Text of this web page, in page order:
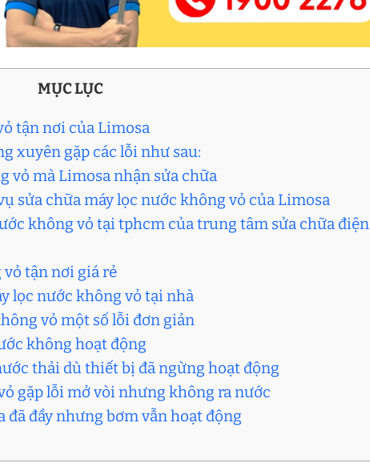
MỤC LỤC
tận nơi của Limosa
xuyên gặp các lỗi như sau:
vỏ mà Limosa nhận sửa chữa
sửa chữa máy lọc nước không vỏ của Limosa
không vỏ tại tphcm của trung tâm sửa chữa điện
vỏ tận nơi giá rẻ
lọc nước không vỏ tại nhà
vỏ một số lỗi đơn giản
không hoạt động
thải dù thiết bị đã ngừng hoạt động
gặp lỗi mở vòi nhưng không ra nước
đã đầy nhưng bơm vẫn hoạt động